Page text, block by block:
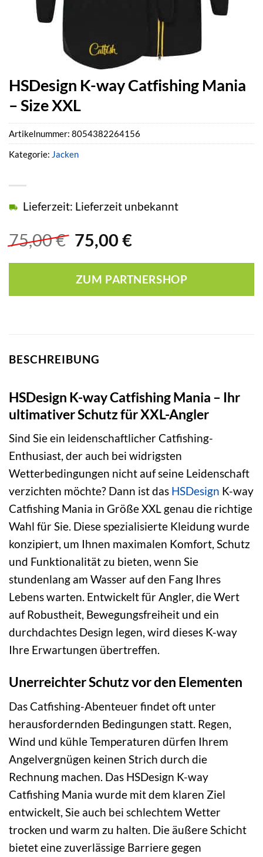
HSDesign K-way Catfishing Mania
– Size XXL
75,00€ Ursprünglicher
war:
75,00 €
75,00 €Aktueller
ist:
75,00 €.
Lieferzeit: Lieferzeit unbekannt
ZUM PARTNERSHOP
Artikelnummer: 8054382264156
Kategorie: Jacken
BESCHREIBUNG
HSDesign K-way Catfishing Mania – Ihr
ultimativer Schutz für XXL-Angler
Sind Sie ein leidenschaftlicher Catfishing-
Enthusiast, der auch bei widrigsten
Wetterbedingungen nicht auf seine Leidenschaft
verzichten möchte? Dann ist das HSDesign K-way
Catfishing Mania in Größe XXL genau die richtige
Wahl für Sie. Diese spezialisierte Kleidung wurde
konzipiert, um Ihnen maximalen Komfort, Schutz
und Funktionalität zu bieten, wenn Sie
stundenlang am Wasser auf den Fang Ihres
Lebens warten. Entwickelt für Angler, die Wert
auf Robustheit, Bewegungsfreiheit und ein
durchdachtes Design legen, wird dieses K-way
Ihre Erwartungen übertreffen.
Unerreichter Schutz vor den Elementen
Das Catfishing-Abenteuer findet oft unter
herausfordernden Bedingungen statt. Regen,
Wind und kühle Temperaturen dürfen Ihrem
Angelvergnügen keinen Strich durch die
Rechnung machen. Das HSDesign K-way
Catfishing Mania wurde mit dem klaren Ziel
entwickelt, Sie auch bei schlechtem Wetter
trocken und warm zu halten. Die äußere Schicht
bietet eine zuverlässige Barriere gegen